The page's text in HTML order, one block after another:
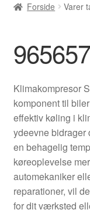
Betalinger
Kasse
Klageprocedure
Kontakte
Kurv
Levering
Forside Varer
Klimakompresor
komponent til
effektiv køling i
ydeevne bidrager
en behagelig
køreoplevelse
automekaniker
reparationer, vil
for dit værksted